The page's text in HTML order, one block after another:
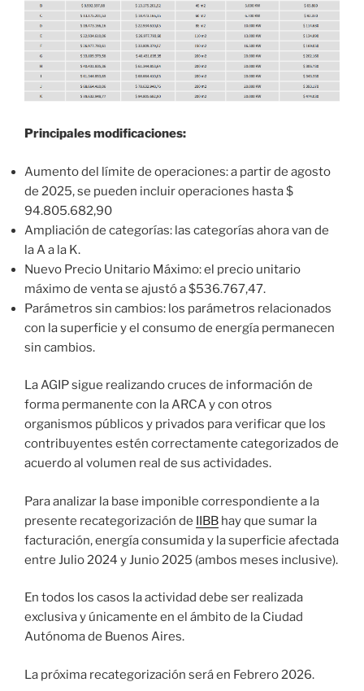
Principales modificaciones:
Aumento del límite de operaciones: a partir de agosto
de 2025, se pueden incluir operaciones hasta $
94.805.682,90
Ampliación de categorías: las categorías ahora van de
la A a la K.
Nuevo Precio Unitario Máximo: el precio unitario
máximo de venta se ajustó a $536.767,47.
Parámetros sin cambios: los parámetros relacionados
con la superficie y el consumo de energía permanecen
sin cambios.
La AGIP sigue realizando cruces de información de
forma permanente con la ARCA y con otros
organismos públicos y privados para verificar que los
contribuyentes estén correctamente categorizados de
acuerdo al volumen real de sus actividades.
Para analizar la base imponible correspondiente a la
presente recategorización de IIBB hay que sumar la
facturación, energía consumida y la superficie afectada
entre Julio 2024 y Junio 2025 (ambos meses inclusive).
En todos los casos la actividad debe ser realizada
exclusiva y únicamente en el ámbito de la Ciudad
Autónoma de Buenos Aires.
La próxima recategorización será en Febrero 2026.